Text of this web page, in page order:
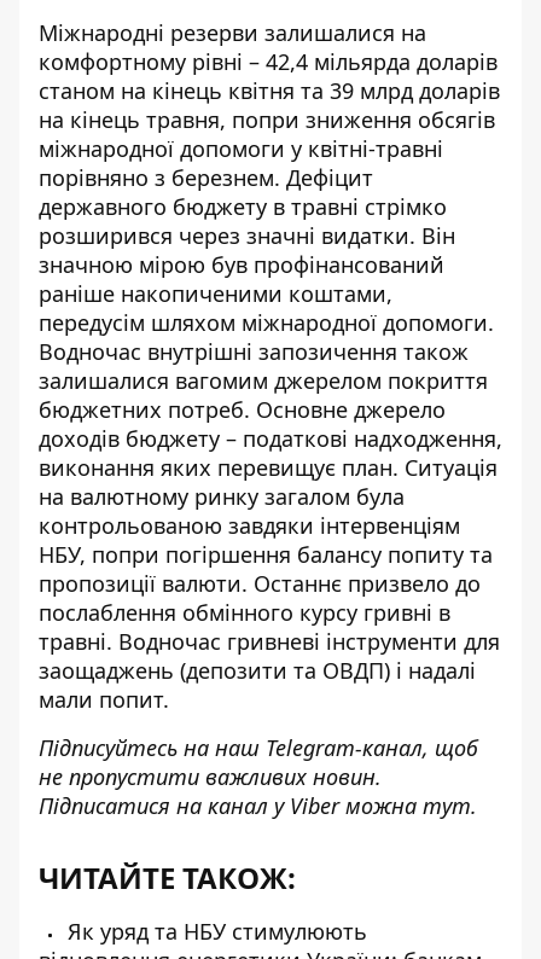
Міжнародні резерви залишалися на
комфортному рівні – 42,4 мільярда доларів
станом на кінець квітня та 39 млрд доларів
на кінець травня, попри зниження обсягів
міжнародної допомоги у квітні-травні
порівняно з березнем. Дефіцит
державного бюджету в травні стрімко
розширився через значні видатки. Він
значною мірою був профінансований
раніше накопиченими коштами,
передусім шляхом міжнародної допомоги.
Водночас внутрішні запозичення також
залишалися вагомим джерелом покриття
бюджетних потреб. Основне джерело
доходів бюджету – податкові надходження,
виконання яких перевищує план. Ситуація
на валютному ринку загалом була
контрольованою завдяки інтервенціям
НБУ, попри погіршення балансу попиту та
пропозиції валюти. Останнє призвело до
послаблення обмінного курсу гривні в
травні. Водночас гривневі інструменти для
заощаджень (депозити та ОВДП) і надалі
мали попит.
Підписуйтесь на наш Telegram-канал, щоб
не пропустити важливих новин.
Підписатися на канал у Viber можна тут.
ЧИТАЙТЕ ТАКОЖ:
Як уряд та НБУ стимулюють